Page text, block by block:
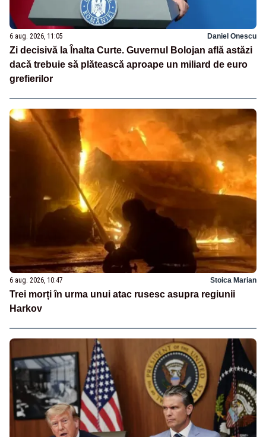
6 aug. 2026, 11:05 Daniel Onescu
Zi decisivă la Înalta Curte. Guvernul Bolojan află astăzi
dacă trebuie să plătească aproape un miliard de euro
grefierilor
6 aug. 2026, 10:47 Stoica Marian
Trei morți în urma unui atac rusesc asupra regiunii
Harkov